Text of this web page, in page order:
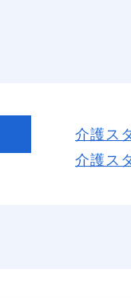
介護ス
介護ス